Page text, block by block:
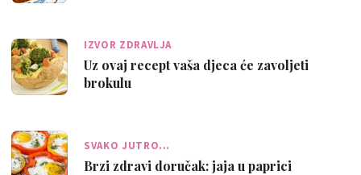
IZVOR ZDRAVLJA
Uz ovaj recept vaša djeca će zavoljeti
brokulu
SVAKO JUTRO...
Brzi zdravi doručak: jaja u paprici